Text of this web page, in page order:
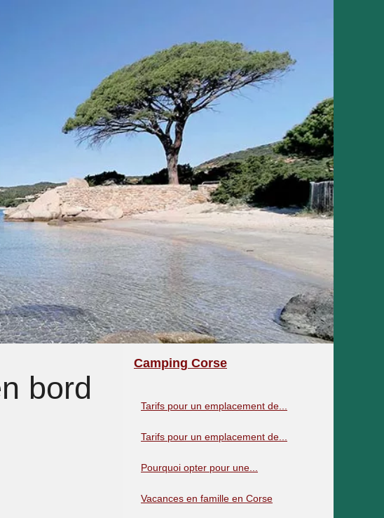
bord
Camping Corse
Tarifs pour un emplacement de...
Tarifs pour un emplacement de...
Pourquoi opter pour une...
Vacances en famille en Corse